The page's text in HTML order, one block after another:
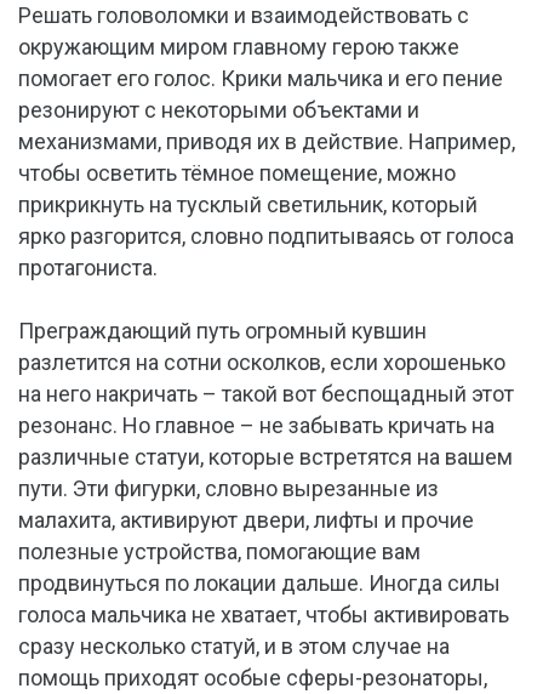
Решать головоломки и взаимодействовать с
окружающим миром главному герою также
помогает его голос. Крики мальчика и его пение
резонируют с некоторыми объектами и
механизмами, приводя их в действие. Например,
чтобы осветить тёмное помещение, можно
прикрикнуть на тусклый светильник, который
ярко разгорится, словно подпитываясь от голоса
протагониста.
Преграждающий путь огромный кувшин
разлетится на сотни осколков, если хорошенько
на него накричать – такой вот беспощадный этот
резонанс. Но главное – не забывать кричать на
различные статуи, которые встретятся на вашем
пути. Эти фигурки, словно вырезанные из
малахита, активируют двери, лифты и прочие
полезные устройства, помогающие вам
продвинуться по локации дальше. Иногда силы
голоса мальчика не хватает, чтобы активировать
сразу несколько статуй, и в этом случае на
помощь приходят особые сферы-резонаторы,